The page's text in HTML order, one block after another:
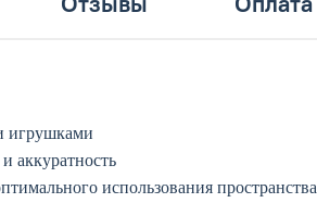
игрушками
аккуратность
использования пространства